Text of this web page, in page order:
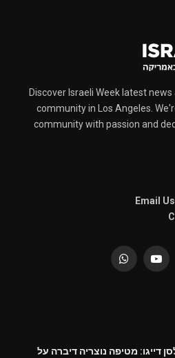
Discover Israeli Week latest
community in Los Angeles.
community with passion and
Email
YouTube
WhatsApp
דייגו: מטיפה נוצריה דיברה על